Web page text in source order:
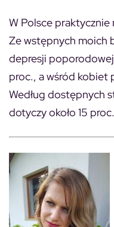
W Polsce
Ze wstępnych moich
depresji
proc., a wśród kobiet
Według dostępnych
dotyczy około 15